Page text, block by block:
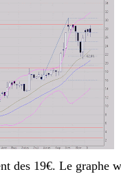
des 19€. Le graphe